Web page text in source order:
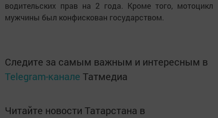
водительских прав на 2 года. Кроме того, мотоцикл
мужчины был конфискован государством.
Следите за самым важным и интересным в
Telegram-канале Татмедиа
Читайте новости Татарстана в